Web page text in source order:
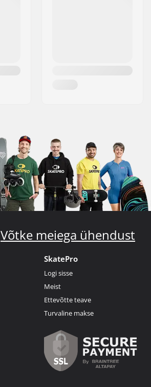
Võtke meiega ühendust
SkatePro
Logi sisse
Meist
Ettevõtte teave
Turvaline makse